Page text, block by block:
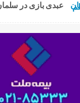
عبدی بازی در